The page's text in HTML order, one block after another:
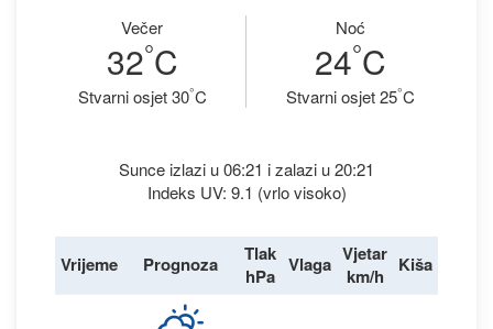
Večer
32°C
Stvarni osjet 30°C
Noć
24°C
Stvarni osjet 25°C
Sunce izlazi u 06:21 i zalazi u 20:21
Indeks UV: 9.1 (vrlo visoko)
Vrijeme Prognoza
Tlak
hPa Vlaga Vjetar
km/h
Kiša